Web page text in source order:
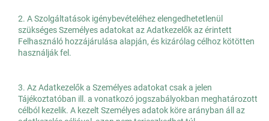
2. A Szolgáltatások igénybevételéhez elengedhetetlenül
szükséges Személyes adatokat az Adatkezelők az érintett
Felhasználó hozzájárulása alapján, és kizárólag célhoz kötötten
használják fel.
3. Az Adatkezelők a Személyes adatokat csak a jelen
Tájékoztatóban ill. a vonatkozó jogszabályokban meghatározott
célból kezelik. A kezelt Személyes adatok köre arányban áll az